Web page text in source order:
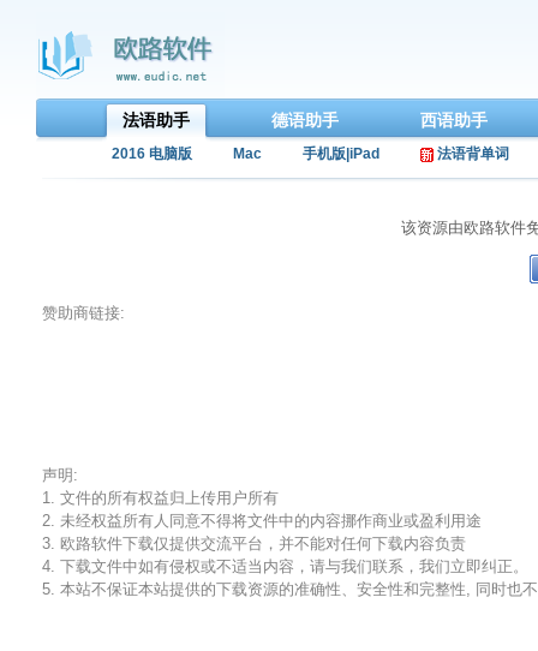
法语助手 德语助手 西语助手
2016 电脑版 Mac 手机版|iPad 法语背单词
该资源由欧路软件
赞助商链接:
声明:
1. 文件的所有权益归上传用户所有
2. 未经权益所有人同意不得将文件中的内容挪作商业或盈利用途
3. 欧路软件下载仅提供交流平台，并不能对任何下载内容负责
4. 下载文件中如有侵权或不适当内容，请与我们联系，我们立即纠正。
5. 本站不保证本站提供的下载资源的准确性、安全性和完整性, 同时也